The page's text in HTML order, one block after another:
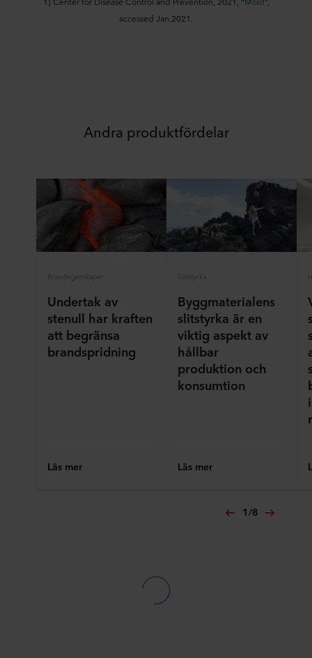
accessed Jan.2021.
Andra produktfördelar
Brandegenskaper
Undertak av
stenull har kraften
att begränsa
brandspridning
Läs mer
Slitstyrka
Byggmaterialens
slitstyrka är en
viktig aspekt av
hållbar
produktion och
konsumtion
Läs mer
1/8